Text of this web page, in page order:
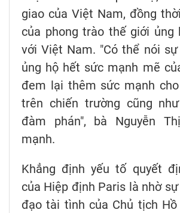
giao của Việt Nam, đồng
của phong trào thế giới ủng
với Việt Nam. "Có thể nói
ủng hộ hết sức mạnh mẽ
đem lại thêm sức mạnh
trên chiến trường cũng
đàm phán", bà Nguyễn
mạnh.
Khẳng định yếu tố quyết
của Hiệp định Paris là nhờ
đạo tài tình của Chủ tịch